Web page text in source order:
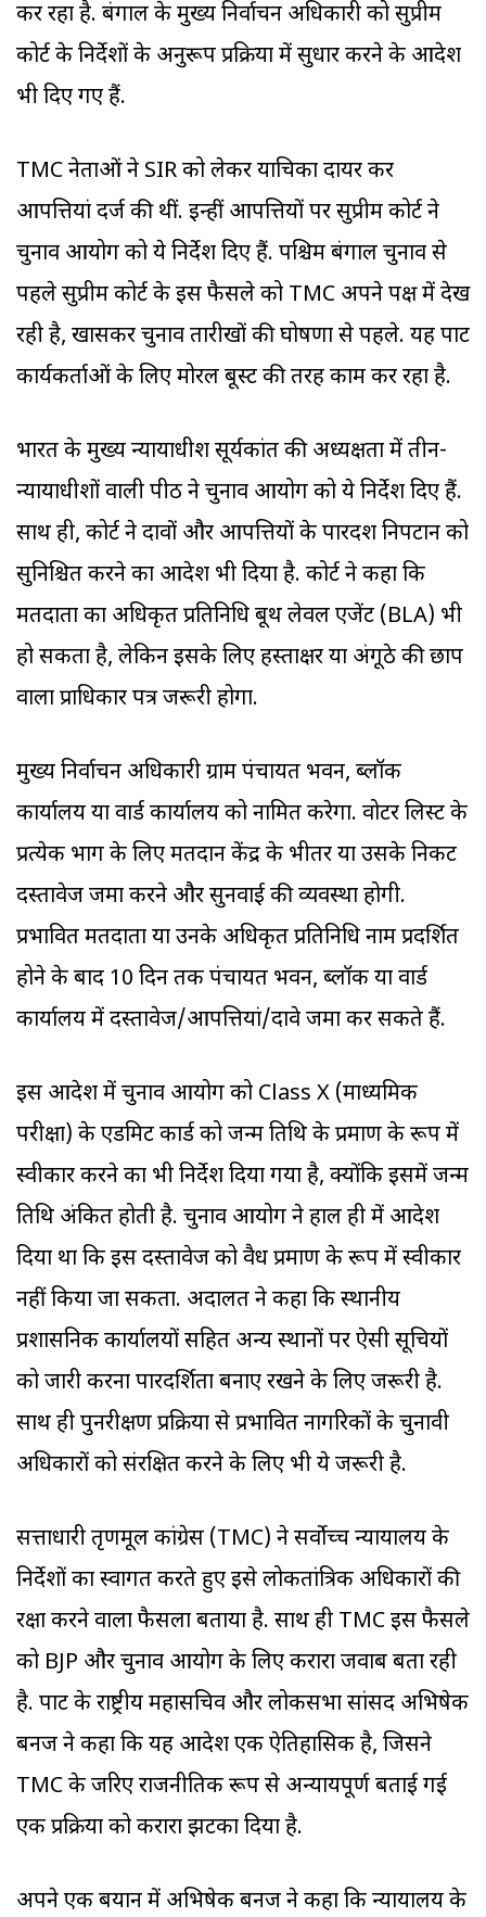
कर रहा है. बंगाल के मुख्य निर्वाचन अधिकारी को सुप्रीम
कोर्ट के निर्देशों के अनुरूप प्रक्रिया में सुधार करने के आदेश
भी दिए गए हैं.
TMC नेताओं ने SIR को लेकर याचिका दायर कर
आपत्तियां दर्ज की थीं. इन्हीं आपत्तियों पर सुप्रीम कोर्ट ने
चुनाव आयोग को ये निर्देश दिए हैं. पश्चिम बंगाल चुनाव से
पहले सुप्रीम कोर्ट के इस फैसले को TMC अपने पक्ष में देख
रही है, खासकर चुनाव तारीखों की घोषणा से पहले. यह पार्टी
कार्यकर्ताओं के लिए मोरल बूस्ट की तरह काम कर रहा है.
भारत के मुख्य न्यायाधीश सूर्यकांत की अध्यक्षता में तीन-
न्यायाधीशों वाली पीठ ने चुनाव आयोग को ये निर्देश दिए हैं.
साथ ही, कोर्ट ने दावों और आपत्तियों के पारदर्शी निपटान को
सुनिश्चित करने का आदेश भी दिया है. कोर्ट ने कहा कि
मतदाता का अधिकृत प्रतिनिधि बूथ लेवल एजेंट (BLA) भी
हो सकता है, लेकिन इसके लिए हस्ताक्षर या अंगूठे की छाप
वाला प्राधिकार पत्र जरूरी होगा.
मुख्य निर्वाचन अधिकारी ग्राम पंचायत भवन, ब्लॉक
कार्यालय या वार्ड कार्यालय को नामित करेगा. वोटर लिस्ट के
प्रत्येक भाग के लिए मतदान केंद्र के भीतर या उसके निकट
दस्तावेज जमा करने और सुनवाई की व्यवस्था होगी.
प्रभावित मतदाता या उनके अधिकृत प्रतिनिधि नाम प्रदर्शित
होने के बाद 10 दिन तक पंचायत भवन, ब्लॉक या वार्ड
कार्यालय में दस्तावेज/आपत्तियां/दावे जमा कर सकते हैं.
इस आदेश में चुनाव आयोग को Class X (माध्यमिक
परीक्षा) के एडमिट कार्ड को जन्म तिथि के प्रमाण के रूप में
स्वीकार करने का भी निर्देश दिया गया है, क्योंकि इसमें जन्म
तिथि अंकित होती है. चुनाव आयोग ने हाल ही में आदेश
दिया था कि इस दस्तावेज को वैध प्रमाण के रूप में स्वीकार
नहीं किया जा सकता. अदालत ने कहा कि स्थानीय
प्रशासनिक कार्यालयों सहित अन्य स्थानों पर ऐसी सूचियों
को जारी करना पारदर्शिता बनाए रखने के लिए जरूरी है.
साथ ही पुनरीक्षण प्रक्रिया से प्रभावित नागरिकों के चुनावी
अधिकारों को संरक्षित करने के लिए भी ये जरूरी है.
सत्ताधारी तृणमूल कांग्रेस (TMC) ने सर्वोच्च न्यायालय के
निर्देशों का स्वागत करते हुए इसे लोकतांत्रिक अधिकारों की
रक्षा करने वाला फैसला बताया है. साथ ही TMC इस फैसले
को BJP और चुनाव आयोग के लिए करारा जवाब बता रही
है. पार्टी के राष्ट्रीय महासचिव और लोकसभा सांसद अभिषेक
बनर्जी ने कहा कि यह आदेश एक ऐतिहासिक है, जिसने
TMC के जरिए राजनीतिक रूप से अन्यायपूर्ण बताई गई
एक प्रक्रिया को करारा झटका दिया है.
अपने एक बयान में अभिषेक बनर्जी ने कहा कि न्यायालय के